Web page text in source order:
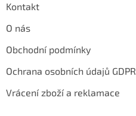
Kontakt
O nás
Obchodní podmínky
Ochrana osobních údajů GDPR
Vrácení zboží a reklamace